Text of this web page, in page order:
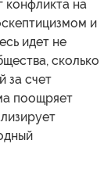
конфликта на
и
идет не
сколько
за счет
поощряет